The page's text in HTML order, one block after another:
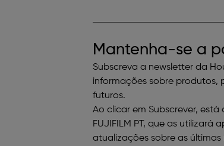
Mantenha-se a
Subscreva a newsletter da
informações sobre produtos,
futuros.
Ao clicar em Subscrever,
FUJIFILM PT, que as utilizará
atualizações sobre as